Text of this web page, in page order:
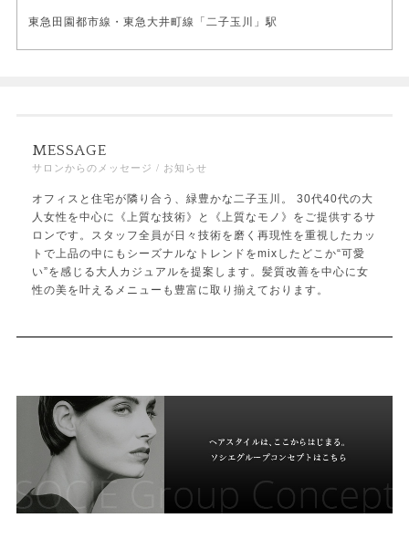
東急田園都市線・東急大井町線「二子玉川」駅
MESSAGE
サロンからのメッセージ / お知らせ
オフィスと住宅が隣り合う、緑豊かな二子玉川。 30代40代の大
人女性を中心に《上質な技術》と《上質なモノ》をご提供するサ
ロンです。スタッフ全員が日々技術を磨く再現性を重視したカッ
トで上品の中にもシーズナルなトレンドをmixしたどこか“可愛
い”を感じる大人カジュアルを提案します。髪質改善を中心に女
性の美を叶えるメニューも豊富に取り揃えております。